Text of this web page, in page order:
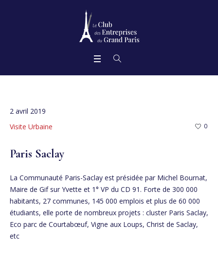
2 avril 2019
Visite Urbaine
0
Paris Saclay
La Communauté Paris-Saclay est présidée par Michel Bournat,
Maire de Gif sur Yvette et 1° VP du CD 91. Forte de 300 000
habitants, 27 communes, 145 000 emplois et plus de 60 000
étudiants, elle porte de nombreux projets : cluster Paris Saclay,
Eco parc de Courtabœuf, Vigne aux Loups, Christ de Saclay,
etc